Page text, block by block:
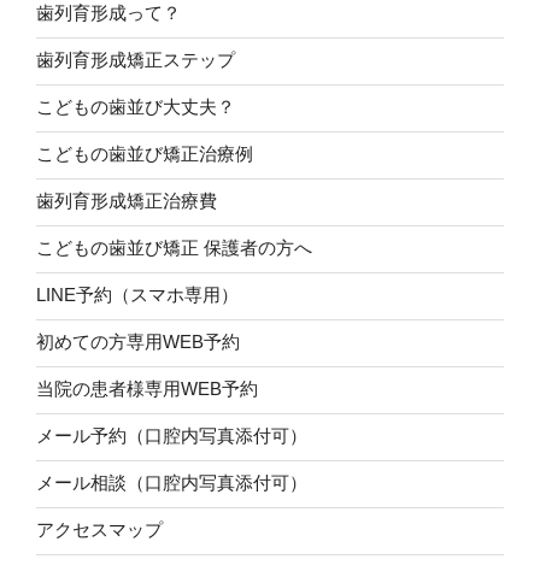
歯列育形成って？
歯列育形成矯正ステップ
こどもの歯並び大丈夫？
こどもの歯並び矯正治療例
歯列育形成矯正治療費
こどもの歯並び矯正 保護者の方へ
LINE予約（スマホ専用）
初めての方専用WEB予約
当院の患者様専用WEB予約
メール予約（口腔内写真添付可）
メール相談（口腔内写真添付可）
アクセスマップ